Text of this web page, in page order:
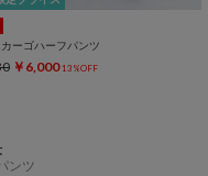
ーゴハーフパンツ
￥6,000 13%OFF
ンツ